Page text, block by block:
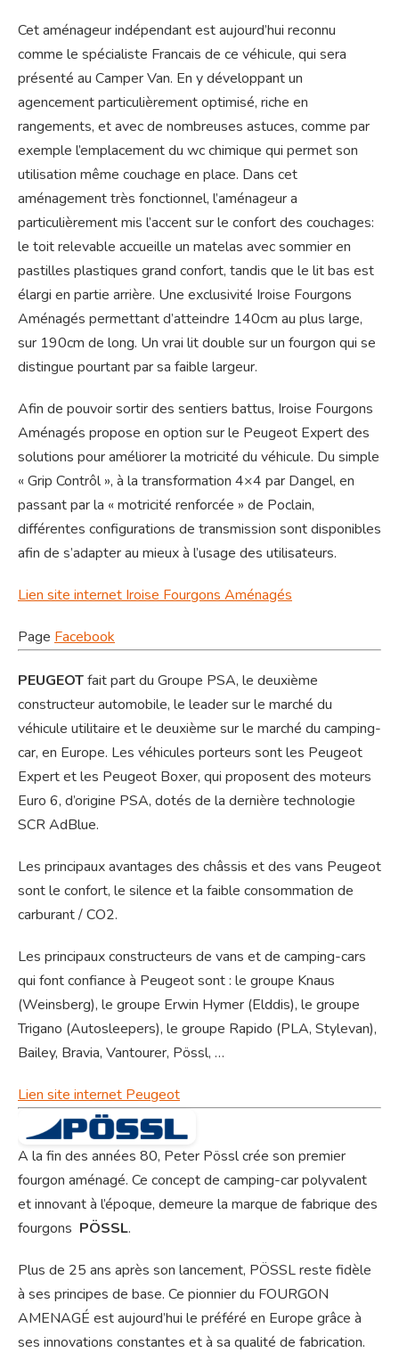
Cet aménageur indépendant est aujourd’hui reconnu
comme le spécialiste Francais de ce véhicule, qui sera
présenté au Camper Van. En y développant un
agencement particulièrement optimisé, riche en
rangements, et avec de nombreuses astuces, comme par
exemple l’emplacement du wc chimique qui permet son
utilisation même couchage en place. Dans cet
aménagement très fonctionnel, l’aménageur a
particulièrement mis l’accent sur le confort des couchages:
le toit relevable accueille un matelas avec sommier en
pastilles plastiques grand confort, tandis que le lit bas est
élargi en partie arrière. Une exclusivité Iroise Fourgons
Aménagés permettant d’atteindre 140cm au plus large,
sur 190cm de long. Un vrai lit double sur un fourgon qui se
distingue pourtant par sa faible largeur.
Afin de pouvoir sortir des sentiers battus, Iroise Fourgons
Aménagés propose en option sur le Peugeot Expert des
solutions pour améliorer la motricité du véhicule. Du simple
« Grip Contrôl », à la transformation 4×4 par Dangel, en
passant par la « motricité renforcée » de Poclain,
différentes configurations de transmission sont disponibles
afin de s’adapter au mieux à l’usage des utilisateurs.
Lien site internet Iroise Fourgons Aménagés
Page Facebook
PEUGEOTfait part du Groupe PSA, le deuxième
constructeur automobile, le leader sur le marché du
véhicule utilitaire et le deuxième sur le marché du camping-
car, en Europe. Les véhicules porteurs sont les Peugeot
Expert et les Peugeot Boxer, qui proposent des moteurs
Euro 6, d’origine PSA, dotés de la dernière technologie
SCR AdBlue.
Les principaux avantages des châssis et des vans Peugeot
sont le confort, le silence et la faible consommation de
carburant / CO2.
Les principaux constructeurs de vans et de camping-cars
qui font confiance à Peugeot sont : le groupe Knaus
(Weinsberg), le groupe Erwin Hymer (Elddis), le groupe
Trigano (Autosleepers), le groupe Rapido (PLA, Stylevan),
Bailey, Bravia, Vantourer, Pössl, …
Lien site internet Peugeot
A la fin des années 80, Peter Pössl crée son premier
fourgon aménagé. Ce concept de camping-car polyvalent
et innovant à l’époque, demeure la marque de fabrique des
fourgons PÖSSL.
Plus de 25 ans après son lancement, PÖSSL reste fidèle
à ses principes de base. Ce pionnier du FOURGON
AMENAGÉ est aujourd’hui le préféré en Europe grâce à
ses innovations constantes et à sa qualité de fabrication.